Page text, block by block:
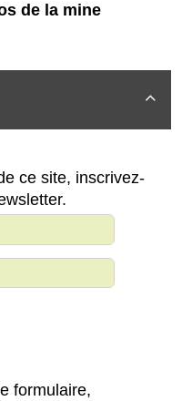
de la mine

ce site, inscrivez-
formulaire,